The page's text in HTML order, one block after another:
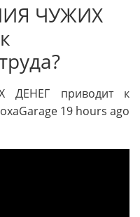
ЧУЖИХ
ДЕНЕГ приводит к
19 hours ago